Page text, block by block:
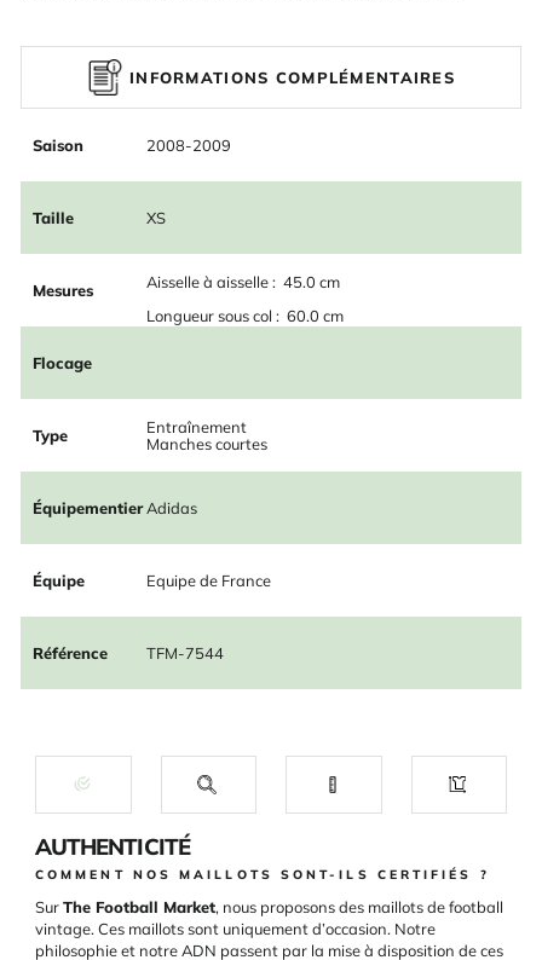
INFORMATIONS COMPLÉMENTAIRES
Saison 2008-2009
Taille XS
Mesures
Aisselle à aisselle : 45.0 cm
Longueur sous col : 60.0 cm
Flocage
Type
Entraînement
Manches courtes
ÉquipementierAdidas
Équipe Equipe de France
Référence TFM-7544
AUTHENTICITÉ
COMMENT NOS MAILLOTS SONT-ILS CERTIFIÉS ?
SurThe Football Market, nous proposons des maillots de football
vintage. Ces maillots sont uniquement d’occasion. Notre
philosophie et notre ADN passent par la mise à disposition de ces